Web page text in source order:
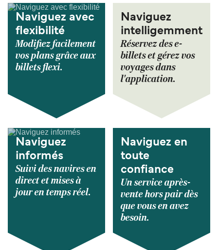
Naviguez avec
flexibilité
Modifiez facilement
vos plans grâce aux
billets flexi.
Naviguez
intelligemment
Réservez des e-
billets et gérez vos
voyages dans
l'application.
Naviguez
informés
Suivi des navires en
direct et mises à
jour en temps réel.
Naviguez en
toute
confiance
Un service après-
vente hors pair dès
que vous en avez
besoin.